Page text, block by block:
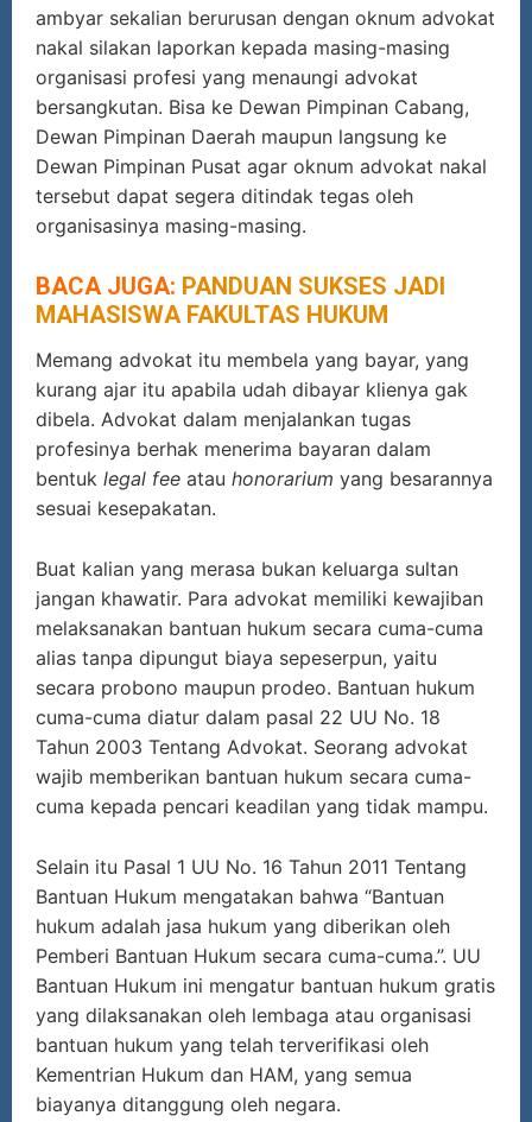
ambyar sekalian berurusan dengan oknum advokat
nakal silakan laporkan kepada masing-masing
organisasi profesi yang menaungi advokat
bersangkutan. Bisa ke Dewan Pimpinan Cabang,
Dewan Pimpinan Daerah maupun langsung ke
Dewan Pimpinan Pusat agar oknum advokat nakal
tersebut dapat segera ditindak tegas oleh
organisasinya masing-masing.
BACA JUGA: PANDUAN SUKSES JADI
MAHASISWA FAKULTAS HUKUM
Memang advokat itu membela yang bayar, yang
kurang ajar itu apabila udah dibayar klienya gak
dibela. Advokat dalam menjalankan tugas
profesinya berhak menerima bayaran dalam
bentuk legal fee atau honorarium yang besarannya
sesuai kesepakatan.
Buat kalian yang merasa bukan keluarga sultan
jangan khawatir. Para advokat memiliki kewajiban
melaksanakan bantuan hukum secara cuma-cuma
alias tanpa dipungut biaya sepeserpun, yaitu
secara probono maupun prodeo. Bantuan hukum
cuma-cuma diatur dalam pasal 22 UU No. 18
Tahun 2003 Tentang Advokat. Seorang advokat
wajib memberikan bantuan hukum secara cuma-
cuma kepada pencari keadilan yang tidak mampu.
Selain itu Pasal 1 UU No. 16 Tahun 2011 Tentang
Bantuan Hukum mengatakan bahwa “Bantuan
hukum adalah jasa hukum yang diberikan oleh
Pemberi Bantuan Hukum secara cuma-cuma.”. UU
Bantuan Hukum ini mengatur bantuan hukum gratis
yang dilaksanakan oleh lembaga atau organisasi
bantuan hukum yang telah terverifikasi oleh
Kementrian Hukum dan HAM, yang semua
biayanya ditanggung oleh negara.